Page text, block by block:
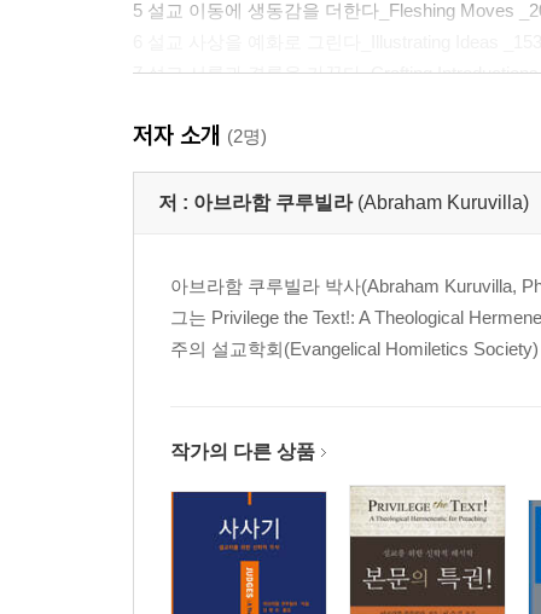
5 설교 이동에 생동감을 더한다_Fleshing Moves
7 설교 서론과 결론을 가꾼다_Crafting
9 설교 전달로 말씀 형상을 새긴다_Delivering
설교 여정을 되돌아본다_Conclusion _417
2. 설교 논증 대 시연 _431
3. 설교 원고 주석ㆍ에베소서 1:1~14 _439
4. 설교 원고 주석ㆍ창세기 26:1~33 _459
찾아보기 _495
저자 소개 (2명)
저 : 아브라함 쿠루빌라 (Abraham Kuruvilla)
아브라함 쿠루빌라 박사(Abraham Kuruvilla,
그는 Privilege the Text!: A Theological
주의 설교학회(Evangelical Homiletics
작가의 다른 상품